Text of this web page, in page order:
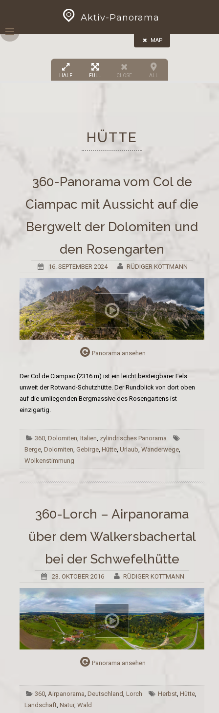
content
Aktiv-Panorama
MAP
HALF FULL CLOSE ALL
HÜTTE
360-Panorama vom Col de
Ciampac mit Aussicht auf die
Bergwelt der Dolomiten und
den Rosengarten
16. SEPTEMBER 2024 RÜDIGER KOTTMANN
Panorama ansehen
Der Col de Ciampac (2316 m) ist ein leicht besteigbarer Fels
unweit der Rotwand-Schutzhütte. Der Rundblick von dort oben
auf die umliegenden Bergmassive des Rosengartens ist
einzigartig.
360,Dolomiten,Italien, zylindrisches Panorama
Berge, Dolomiten, Gebirge, Hütte, Urlaub, Wanderwege,
Wolkenstimmung
360-Lorch – Airpanorama
über dem Walkersbachertal
bei der Schwefelhütte
23. OKTOBER 2016 RÜDIGER KOTTMANN
Panorama ansehen
360,Airpanorama,Deutschland,Lorch Herbst, Hütte,
Landschaft, Natur, Wald